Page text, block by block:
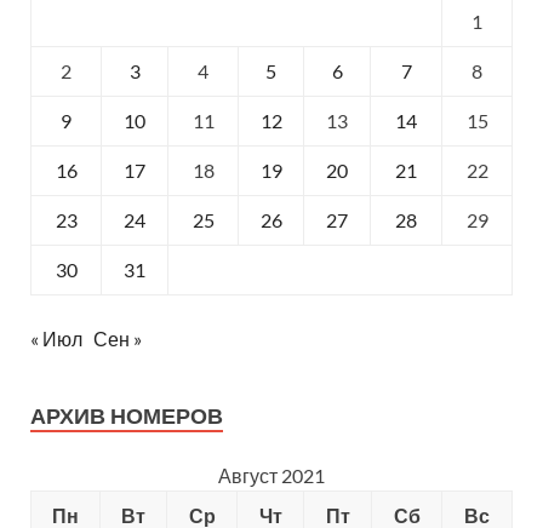
1
2 3 4 5 6 7 8
9 10 11 12 13 14 15
16 17 18 19 20 21 22
23 24 25 26 27 28 29
30 31
« Июл Сен »
АРХИВ НОМЕРОВ
Август 2021
Пн
Вт Ср Чт Пт Сб
Вс